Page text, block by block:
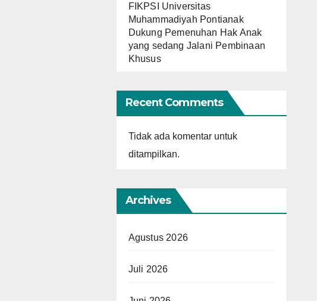
FIKPSI Universitas
Muhammadiyah Pontianak
Dukung Pemenuhan Hak Anak
yang sedang Jalani Pembinaan
Khusus
Recent Comments
Tidak ada komentar untuk
ditampilkan.
Archives
Agustus 2026
Juli 2026